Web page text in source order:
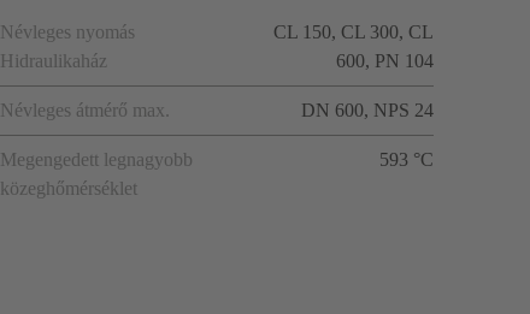
Névleges nyomás
Hidraulikaház
CL 150, CL 300, CL
600, PN 104
Névleges átmérő max. DN 600, NPS 24
Megengedett legnagyobb
közeghőmérséklet
593 °C